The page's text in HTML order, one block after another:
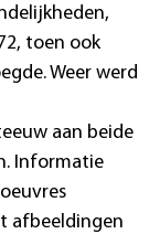
toen ook
Weer werd
aan beide
Informatie
afbeeldingen